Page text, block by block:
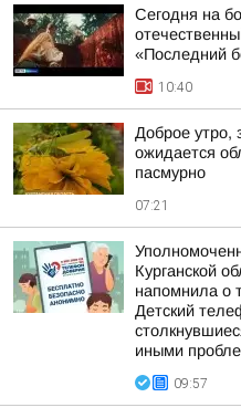
Сегодня на
«Последний
10:40
Доброе утро,
ожидается
пасмурно
07:21
Курганской
напомнила о
Детский
иными
09:57